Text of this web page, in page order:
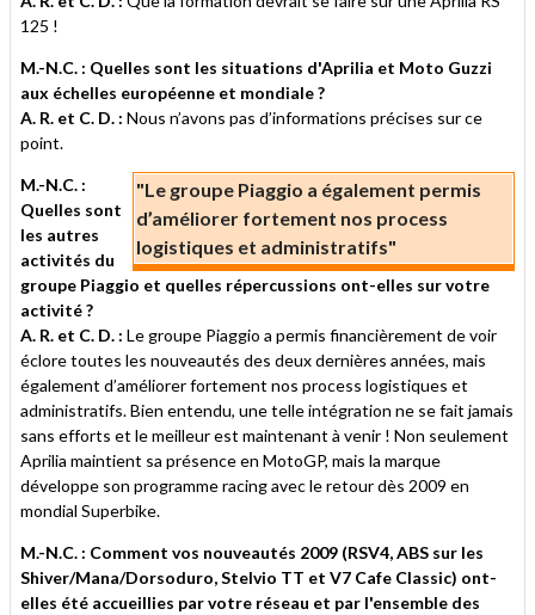
125 !
M.-N.C. : Quelles sont les situations d'Aprilia et Moto Guzzi
aux échelles européenne et mondiale ?
A. R. et C. D. : Nous n’avons pas d’informations précises sur ce
point.
"Le groupe Piaggio a également permis
d’améliorer fortement nos process
logistiques et administratifs"
M.-N.C. :
Quelles sont
les autres
activités du
groupe Piaggio et quelles répercussions ont-elles sur votre
activité ?
A. R. et C. D. : Le groupe Piaggio a permis financièrement de voir
éclore toutes les nouveautés des deux dernières années, mais
également d’améliorer fortement nos process logistiques et
administratifs. Bien entendu, une telle intégration ne se fait jamais
sans efforts et le meilleur est maintenant à venir ! Non seulement
Aprilia maintient sa présence en MotoGP, mais la marque
développe son programme racing avec le retour dès 2009 en
mondial Superbike.
M.-N.C. : Comment vos nouveautés 2009 (RSV4, ABS sur les
Shiver/Mana/Dorsoduro, Stelvio TT et V7 Cafe Classic) ont-
elles été accueillies par votre réseau et par l'ensemble des